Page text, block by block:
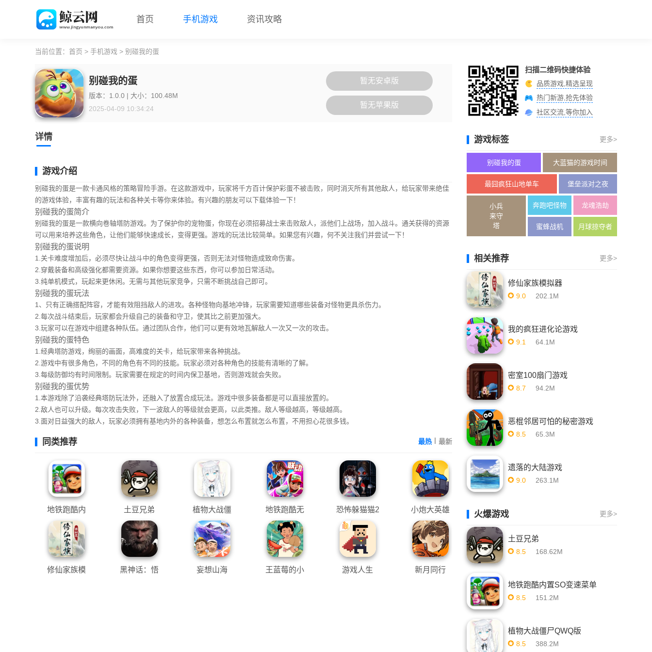
首页 手机游戏 资讯攻略
当前位置： 首页 > 手机游戏 > 别碰我的蛋
别碰我的蛋
版本：1.0.0 | 大小：100.48M
2025-04-09 10:34:24
暂无安卓版
暂无苹果版
详情
游戏介绍
别碰我的蛋是一款卡通风格的策略冒险手游。在这款游戏中，玩家将千方百计保护彩蛋不被击败，同时消灭所有其他敌人，给玩家带来绝佳
的游戏体验，丰富有趣的玩法和各种关卡等你来体验。有兴趣的朋友可以下载体验一下！
别碰我的蛋简介
别碰我的蛋是一款横向卷轴塔防游戏。为了保护你的宠物蛋，你现在必须招募战士来击败敌人，派他们上战场，加入战斗。通关获得的资源
可以用来培养这些角色，让他们能够快速成长，变得更强。游戏的玩法比较简单。如果您有兴趣，何不关注我们并尝试一下！
别碰我的蛋说明
1.关卡难度增加后，必须尽快让战斗中的角色变得更强，否则无法对怪物造成致命伤害。
2.穿戴装备和高级强化都需要资源。如果你想要这些东西，你可以参加日常活动。
3.纯单机模式，玩起来更休闲。无需与其他玩家竞争，只需不断挑战自己即可。
别碰我的蛋玩法
1、只有正确搭配阵容，才能有效阻挡敌人的进攻。各种怪物向基地冲锋，玩家需要知道哪些装备对怪物更具杀伤力。
2.每次战斗结束后，玩家都会升级自己的装备和守卫，使其比之前更加强大。
3.玩家可以在游戏中组建各种队伍。通过团队合作，他们可以更有效地瓦解敌人一次又一次的攻击。
别碰我的蛋特色
1.经典塔防游戏，绚丽的画面，高难度的关卡，给玩家带来各种挑战。
2.游戏中有很多角色，不同的角色有不同的技能。玩家必须对各种角色的技能有清晰的了解。
3.每级防御均有时间限制。玩家需要在规定的时间内保卫基地，否则游戏就会失败。
别碰我的蛋优势
1.本游戏除了沿袭经典塔防玩法外，还融入了放置合成玩法。游戏中很多装备都是可以直接放置的。
2.敌人也可以升级。每次攻击失败，下一波敌人的等级就会更高，以此类推。敌人等级越高，等级越高。
3.面对日益强大的敌人，玩家必须拥有基地内外的各种装备，想怎么布置就怎么布置，不用担心花很多钱。
同类推荐 最热 | 最新
地铁跑酷内
置SO变速菜
单
土豆兄弟
植物大战僵
尸QWQ版
地铁跑酷无
限金币钥匙
版
恐怖躲猫猫2
旧版本
小炮大英雄
修仙家族模
黑神话：悟
妄想山海
王蓝莓的小
游戏人生 新月同行
扫描二维码快捷体验
品质游戏,精选呈现
热门新游,抢先体验
社区交流,等你加入
游戏标签 更多>
别碰我的蛋 大蓝猫的游戏时间
最囧疯狂山地单车 堡垒派对之夜
小兵
来守
塔
奔跑吧怪物 龙魂浩劫
蜜蜂战机 月球掠夺者
相关推荐 更多>
修仙家族模拟器
9.0 202.1M
我的疯狂进化论游戏
9.1 64.1M
密室100扇门游戏
8.7 94.2M
恶棍邻居可怕的秘密游戏
8.5 65.3M
遗落的大陆游戏
9.0 263.1M
火爆游戏 更多>
土豆兄弟
8.5 168.62M
地铁跑酷内置SO变速菜单
8.5 151.2M
植物大战僵尸QWQ版
8.5 388.2M